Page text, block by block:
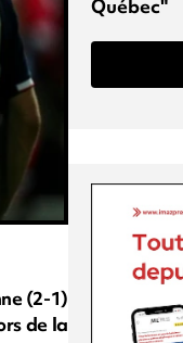
(2-1)
de la
Québec"